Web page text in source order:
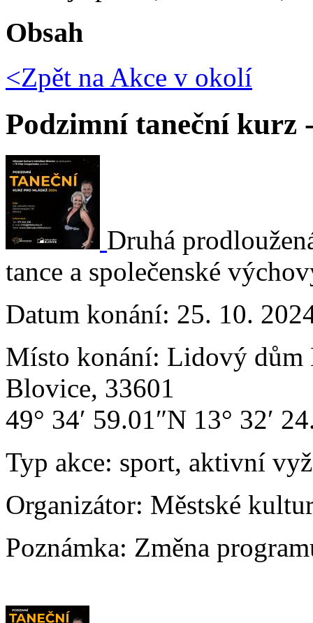
Obsah
<Zpět na Akce v okolí
Podzimní taneční kurz
Druhá
tance a společenské
Datum konání: 25. 10.
Místo konání: Lidový dům
Blovice, 33601
49° 34′ 59.01″N 13° 32′
Typ akce: sport, aktivní
Organizátor: Městské
Poznámka: Změna